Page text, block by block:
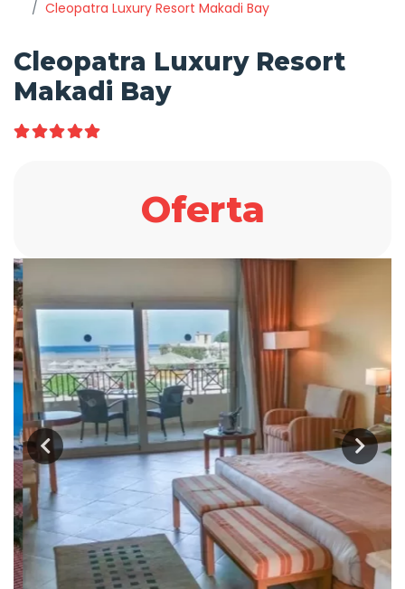
Cleopatra Luxury Resort Makadi Bay
Cleopatra Luxury Resort
Makadi Bay
Oferta